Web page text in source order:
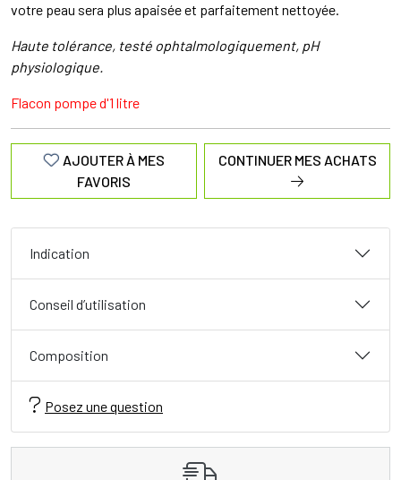
votre peau sera plus apaisée et parfaitement nettoyée.
Haute tolérance, testé ophtalmologiquement, pH
physiologique.
Flacon pompe d'1 litre
AJOUTER À MES
FAVORIS
CONTINUER MES ACHATS
Indication
Conseil d’utilisation
Composition
Posez une question